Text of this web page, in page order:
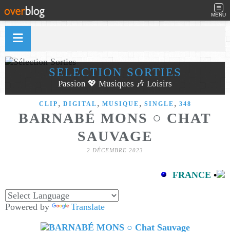
MENU
SÉLECTION SORTIES
Passion 💖 Musiques 🎶 Loisirs
CLIP , DIGITAL , MUSIQUE , SINGLE , 348
BARNABÉ MONS ○ CHAT
SAUVAGE
2 DÉCEMBRE 2023
FRANCE •
Powered by Translate